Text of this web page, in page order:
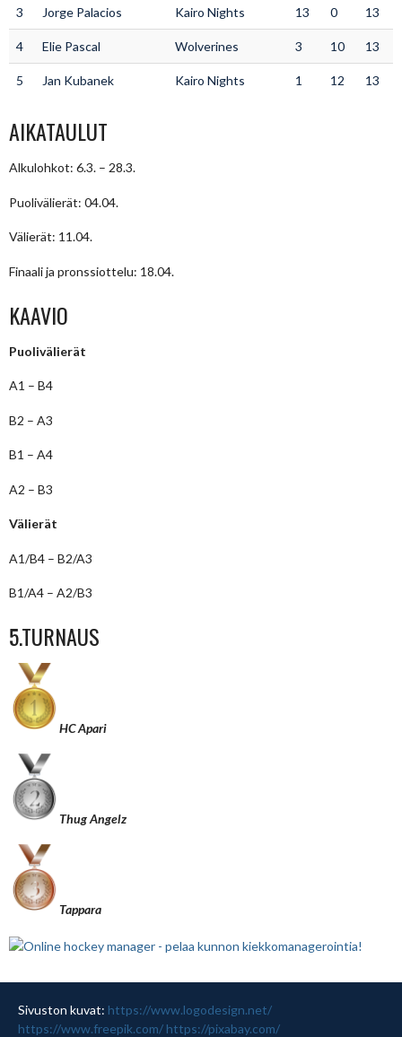
3 Jorge Palacios Kairo Nights 13 0 13
4 Elie Pascal Wolverines 3 10 13
5 Jan Kubanek Kairo Nights 1 12 13
AIKATAULUT
Alkulohkot: 6.3. – 28.3.
Puolivälierät: 04.04.
Välierät: 11.04.
Finaali ja pronssiottelu: 18.04.
KAAVIO
Puolivälierät
A1 – B4
B2 – A3
B1 – A4
A2 – B3
Välierät
A1/B4 – B2/A3
B1/A4 – A2/B3
5.TURNAUS
HC Apari
Thug Angelz
Tappara
Sivuston kuvat: https://www.logodesign.net/
https://www.freepik.com/ https://pixabay.com/